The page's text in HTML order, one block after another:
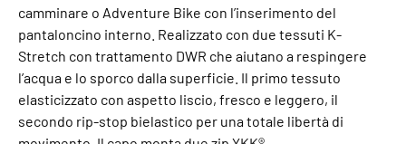
camminare o Adventure Bike con l’inserimento del
pantaloncino interno. Realizzato con due tessuti K-
Stretch con trattamento DWR che aiutano a respingere
l’acqua e lo sporco dalla superficie. Il primo tessuto
elasticizzato con aspetto liscio, fresco e leggero, il
secondo rip-stop bielastico per una totale libertà di